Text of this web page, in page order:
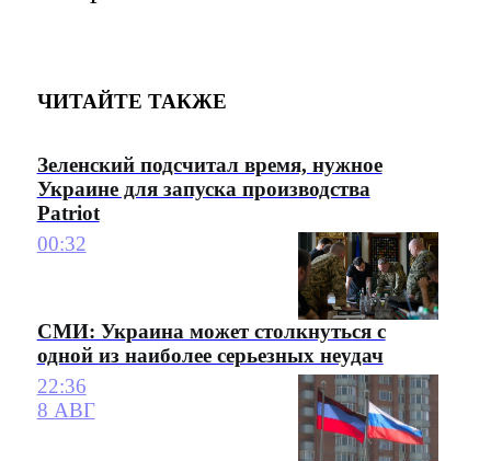
ЧИТАЙТЕ ТАКЖЕ
Зеленский подсчитал время, нужное
Украине для запуска производства
Patriot
00:32
СМИ: Украина может столкнуться с
одной из наиболее серьезных неудач
22:36
8 АВГ